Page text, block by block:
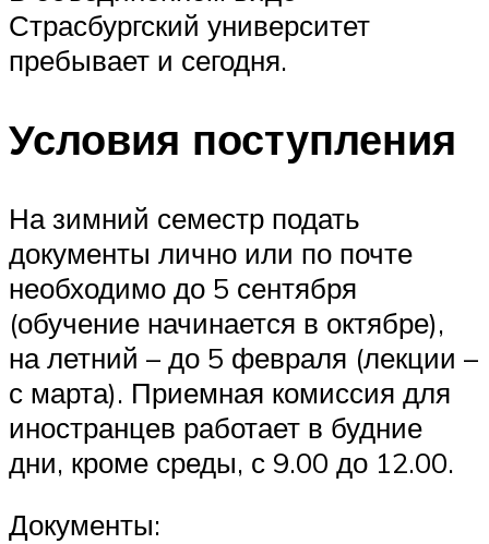
Страсбургский университет
пребывает и сегодня.
Условия поступления
На зимний семестр подать
документы лично или по почте
необходимо до 5 сентября
(обучение начинается в октябре),
на летний – до 5 февраля (лекции –
с марта). Приемная комиссия для
иностранцев работает в будние
дни, кроме среды, с 9.00 до 12.00.
Документы: